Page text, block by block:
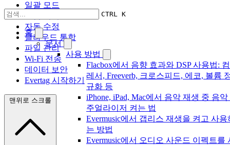
CTRL K
홈
문서
사용 방법
Flacbox에서 음향 효과와 DSP 사용법:
레서, Freeverb, 크로스피드, 에코, 볼륨
규화 등
iPhone, iPad, Mac에서 음악 재생 중 음악
주얼라이저 켜는 법
Evermusic에서 갭리스 재생을 켜고 사용
는 방법
Evermusic에서 오디오 사운드 이펙트를
일괄 모드
앨범 커버
자동 수정
클라우드 통합
파일 관리
Wi-Fi 전송
데이터 보안
Evertag 시작하기
맨위로 스크롤